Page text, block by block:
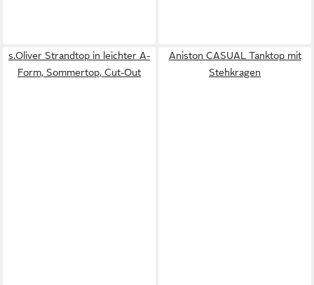
s.Oliver Strandtop in leichter A-
Form, Sommertop, Cut-Out
Aniston CASUAL Tanktop mit
Stehkragen